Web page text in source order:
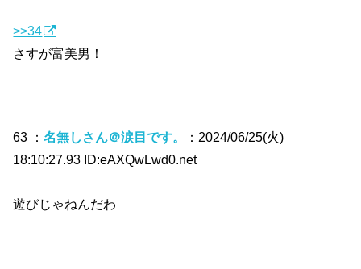
>>34
さすが富美男！
63 ：名無しさん＠涙目です。
：2024/06/25(火)
18:10:27.93 ID:eAXQwLwd0.net
遊びじゃねんだわ